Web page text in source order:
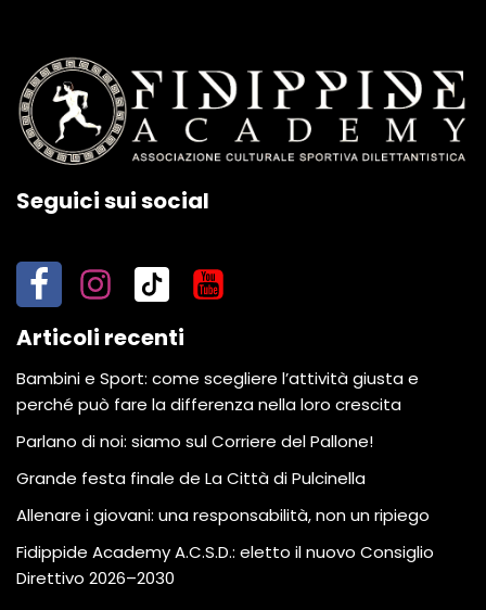
Seguici sui social
Articoli recenti
Bambini e Sport: come scegliere l’attività giusta e
perché può fare la differenza nella loro crescita
Parlano di noi: siamo sul Corriere del Pallone!
Grande festa finale de La Città di Pulcinella
Allenare i giovani: una responsabilità, non un ripiego
Fidippide Academy A.C.S.D.: eletto il nuovo Consiglio
Direttivo 2026–2030